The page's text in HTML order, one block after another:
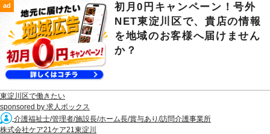
ad
初月0円キャンペーン！号外
NET東淀川区で、貴店の情報
を地域のお客様へ届けません
か？
東淀川区で働きたい
sponsored by 求人ボックス
介護福祉士/管理者/施設長/ホーム長/賞与あり/訪問介護事業所
株式会社ケア21ケア21東淀川